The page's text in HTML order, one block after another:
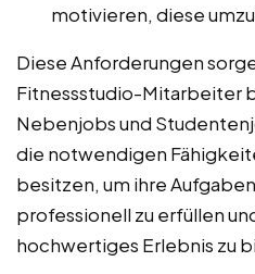
motivieren, diese
Diese Anforderungen
Fitnessstudio-Mitarbeiter
Nebenjobs und
die notwendigen
besitzen, um ihre
professionell zu erfüllen
hochwertiges Erlebnis zu